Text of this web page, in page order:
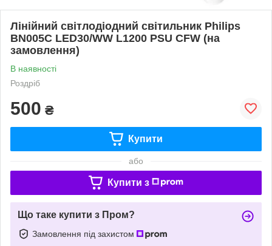
Лінійний світлодіодний світильник Philips
BN005C LED30/WW L1200 PSU CFW (на
замовлення)
В наявності
Роздріб
500 ₴
Купити
або
Купити з
Що таке купити з Пром?
Замовлення під захистом